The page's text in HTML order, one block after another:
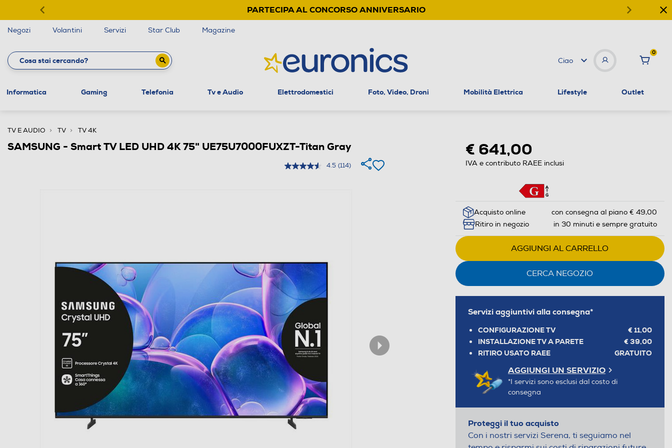
PARTECIPA AL CONCORSO ANNIVERSARIO
Negozi Volantini Servizi Star Club Magazine
Ciao
0
Informatica Gaming Telefonia Tv e Audio Elettrodomestici Foto, Video, Droni Mobilità Elettrica Lifestyle Outlet
TV E AUDIO TV TV 4K
SAMSUNG - Smart TV LED UHD 4K 75" UE75U7000FUXZT-Titan Gray
4.5 (114)
€ 641,00
IVA e contributo RAEE inclusi
Acquisto online
con consegna al piano € 49,00
Ritiro in negozio
in 30 minuti e sempre gratuito
AGGIUNGI AL CARRELLO
CERCA NEGOZIO
Servizi aggiuntivi alla consegna*
CONFIGURAZIONE TV
€ 11,00
INSTALLAZIONE TV A PARETE
€ 39,00
RITIRO USATO RAEE
GRATUITO
AGGIUNGI UN SERVIZIO
*I servizi sono esclusi dal costo di
consegna
Proteggi il tuo acquisto
Con i nostri servizi Serena, ti seguiamo nel